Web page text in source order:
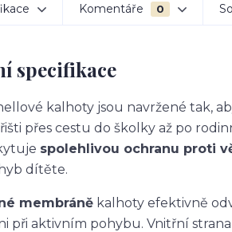
Komentáře 0
specifikace
kalhoty jsou navržené tak,
přes cestu do školky až po
spolehlivou ochranu proti
dítěte.
membráně kalhoty efektivně
při aktivním pohybu. Vnitřní